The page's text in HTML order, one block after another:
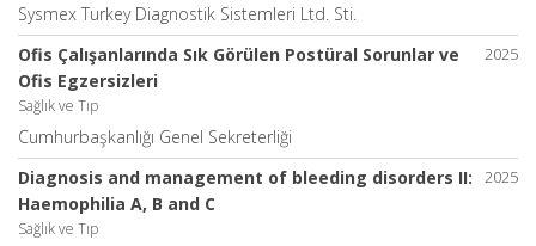
Sysmex Turkey Diagnostik Sistemleri Ltd. Sti.
2025
Ofis Çalışanlarında Sık Görülen Postüral Sorunlar ve
Ofis Egzersizleri
Sağlık ve Tıp
Cumhurbaşkanlığı Genel Sekreterliği
2025
Diagnosis and management of bleeding disorders II:
Haemophilia A, B and C
Sağlık ve Tıp